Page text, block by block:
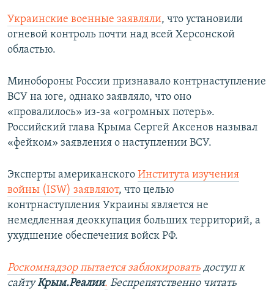
Украинские военные заявляли, что установили
огневой контроль почти над всей Херсонской
областью.
Минобороны России признавало контрнаступление
ВСУ на юге, однако заявляло, что оно
«провалилось» из-за «огромных потерь».
Российский глава Крыма Сергей Аксенов называл
«фейком» заявления о наступлении ВСУ.
Эксперты американского Института изучения
войны (ISW) заявляют, что целью
контрнаступления Украины является не
немедленная деоккупация больших территорий, а
ухудшение обеспечения войск РФ.
Роскомнадзор пытается заблокировать доступ к
сайтуКрым.Реалии. Беспрепятственно читать